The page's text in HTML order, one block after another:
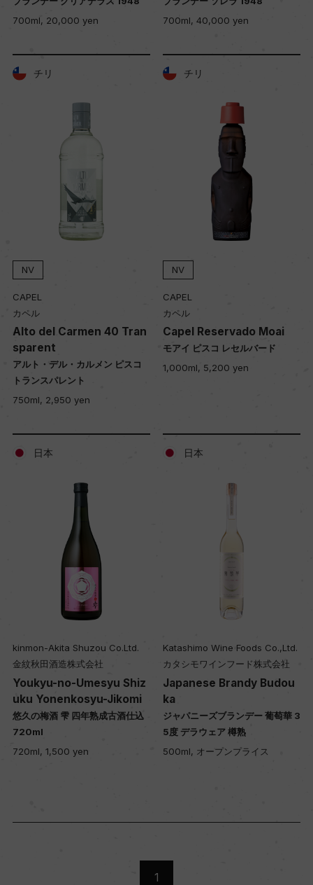
700ml, 20,000 yen
700ml, 40,000 yen
チリ
NV
CAPEL
カペル
Alto del Carmen 40 Tran
sparent
アルト・デル・カルメン ピスコ
トランスパレント
750ml, 2,950 yen
チリ
NV
CAPEL
カペル
Capel Reservado Moai
モアイ ピスコ レセルバード
1,000ml, 5,200 yen
日本
kinmon-Akita Shuzou Co.Ltd.
金紋秋田酒造株式会社
Youkyu-no-Umesyu Shiz
uku Yonenkosyu-Jikomi
悠久の梅酒 雫 四年熟成古酒仕込
720ml
720ml, 1,500 yen
日本
Katashimo Wine Foods Co.,Ltd.
カタシモワインフード株式会社
Japanese Brandy Budou
ka
ジャパニーズブランデー 葡萄華 3
5度 デラウェア 樽熟
500ml, オープンプライス
1